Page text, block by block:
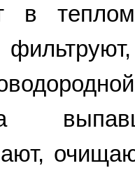
в